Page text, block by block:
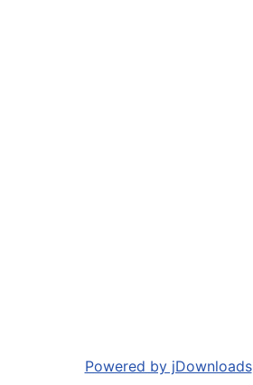
Powered by jDownloads